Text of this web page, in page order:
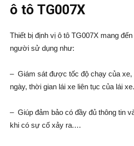
ô tô TG007X
Thiết bị định vị ô tô TG007X mang
người sử dụng như:
– Giám sát được tốc độ chạy của xe,
ngày, thời gian lái xe liên tục của lái
– Giúp đảm bảo có đầy đủ thông tin
khi có sự cố xảy ra.…